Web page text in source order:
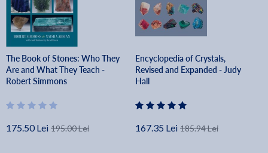
The Book of Stones: Who They
Are and What They Teach -
Robert Simmons
175.50 Lei 195.00 Lei
Encyclopedia of Crystals,
Revised and Expanded - Judy
Hall
167.35 Lei 185.94 Lei